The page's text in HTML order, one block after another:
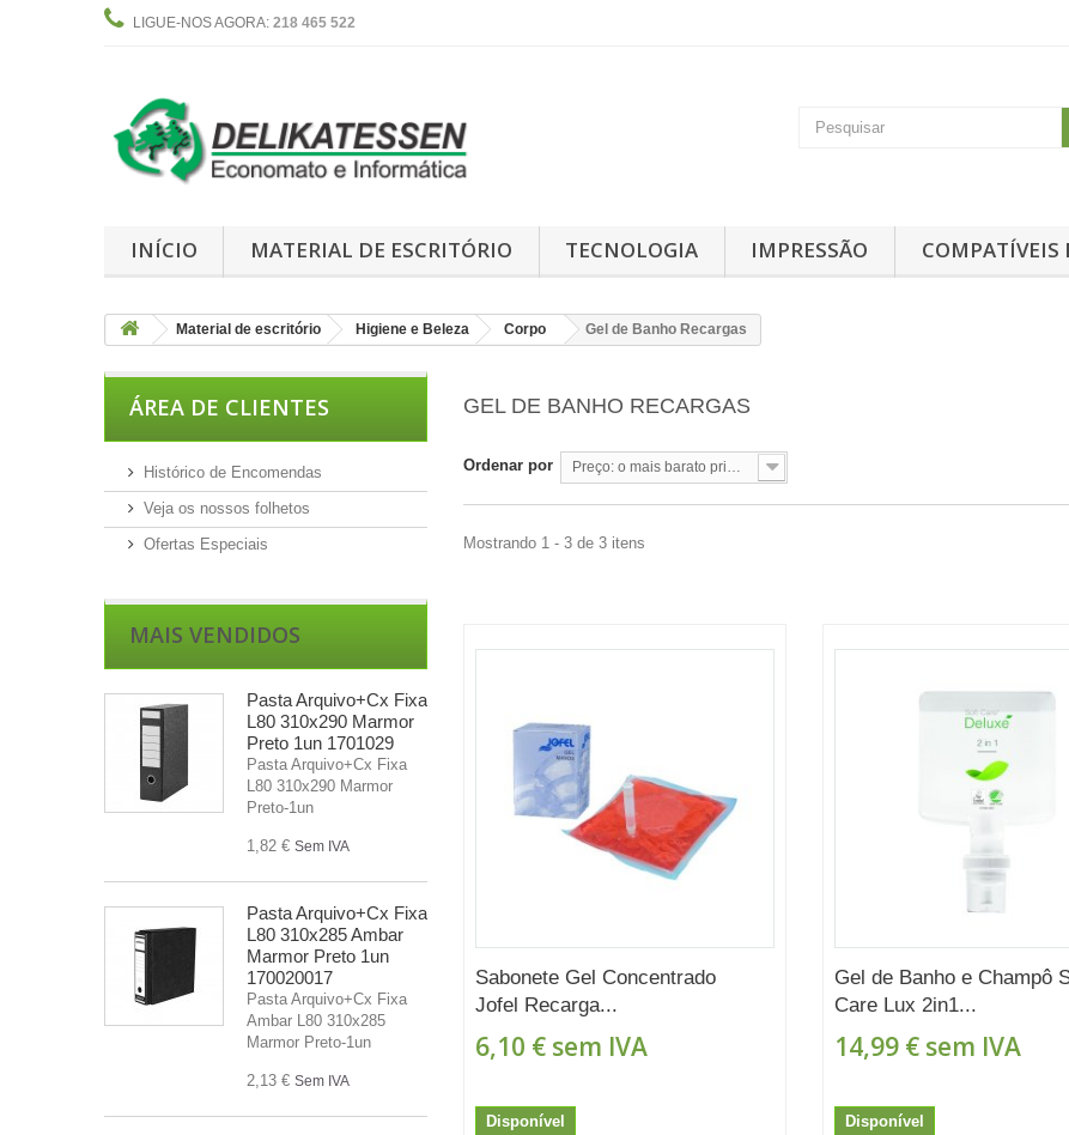
LIGUE-NOS AGORA: 218 465 522
INÍCIO MATERIAL DE ESCRITÓRIO TECNOLOGIA IMPRESSÃO COMPATÍVEIS
Material de escritório Higiene e Beleza Corpo Gel de Banho Recargas
ÁREA DE CLIENTES
Histórico de Encomendas
Veja os nossos folhetos
Ofertas Especiais
MAIS VENDIDOS
Pasta Arquivo+Cx Fixa
L80 310x290 Marmor
Preto 1un 1701029
Pasta Arquivo+Cx Fixa
L80 310x290 Marmor
Preto-1un
1,82 € Sem IVA
Pasta Arquivo+Cx Fixa
L80 310x285 Ambar
Marmor Preto 1un
170020017
Pasta Arquivo+Cx Fixa
Ambar L80 310x285
Marmor Preto-1un
2,13 € Sem IVA
GEL DE BANHO RECARGAS
Ordenar por
Mostrando 1 - 3 de 3 itens
Sabonete Gel Concentrado
Jofel Recarga...
6,10 € sem IVA
Disponível
Gel de Banho e Champô
Care Lux 2in1...
14,99 €sem IVA
Disponível